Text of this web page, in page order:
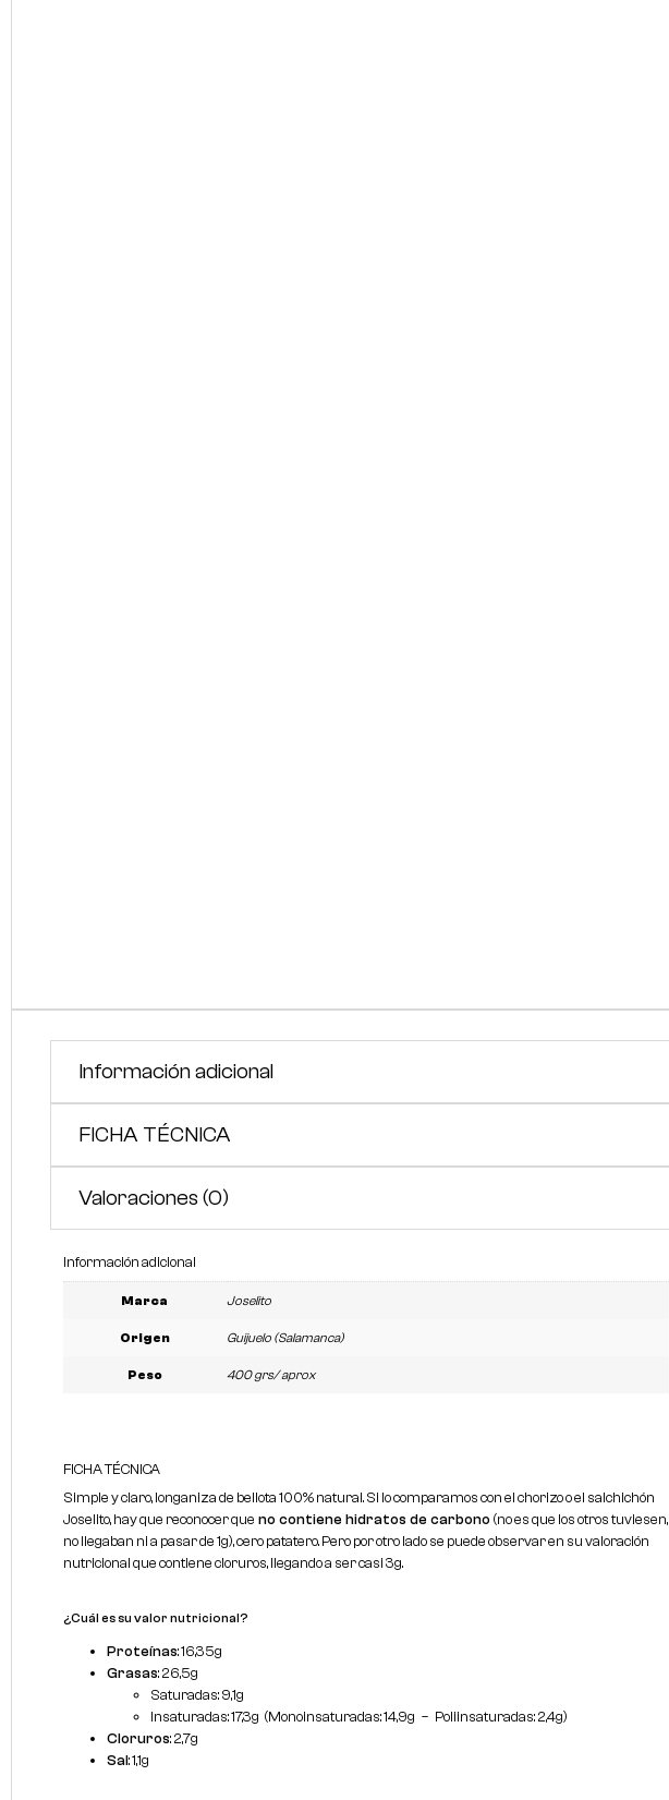
Información adicional
FICHA TÉCNICA
Valoraciones (0)
Información adicional
Marca Joselito
Origen Guijuelo (Salamanca)
Peso 400 grs/ aprox
FICHA TÉCNICA
Simple y claro, longaniza de bellota 100% natural. Si lo comparamos con el chorizo o el salchichón
Joselito, hay que reconocer que no contiene hidratos de carbono (no es que los otros tuviesen,
no llegaban ni a pasar de 1g), cero patatero. Pero por otro lado se puede observar en su valoración
nutricional que contiene cloruros, llegando a ser casi 3g.
¿Cuál es su valor nutricional?
Proteínas: 16,35g
Grasas: 26,5g
Saturadas: 9,1g
Insaturadas: 17,3g (Monoinsaturadas: 14,9g – Poliinsaturadas: 2,4g)
Cloruros: 2,7g
Sal: 1,1g